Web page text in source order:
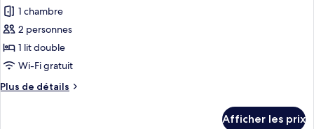
size
-
100
cm)
(beds
size
-
100
cm)
photos
pour
ce
type
chambre :
1 chambre
2 personnes
1 lit double
Wi-Fi gratuit
Plus de détails
Plus
Afficher les prix